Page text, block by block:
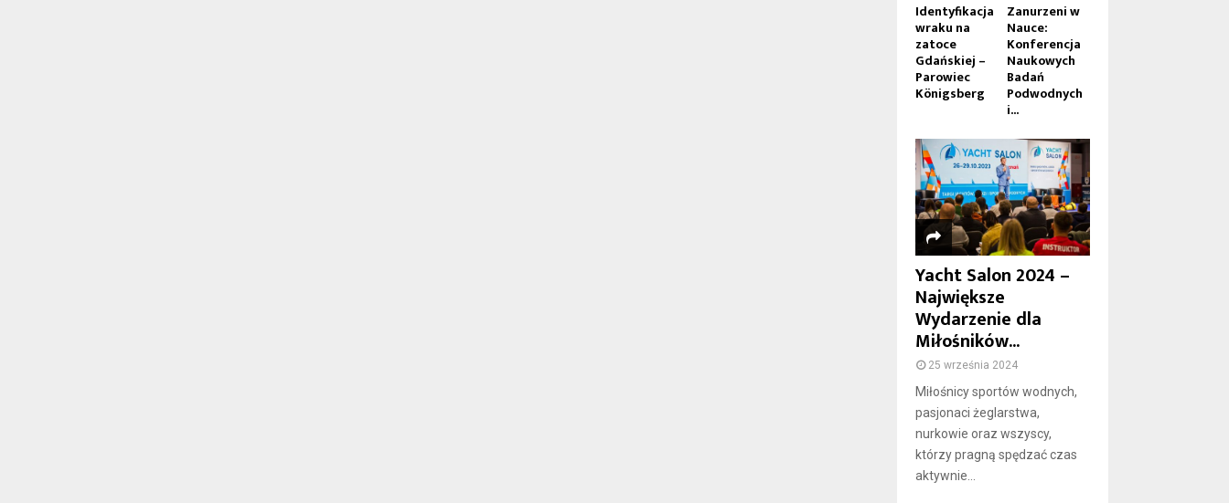
Identyfikacja
wraku na
zatoce
Gdańskiej –
Parowiec
Königsberg
Zanurzeni w
Nauce:
Konferencja
Naukowych
Badań
Podwodnych
i...
Yacht Salon 2024 –
Największe
Wydarzenie dla
Miłośników...
25 września 2024
Miłośnicy sportów wodnych,
pasjonaci żeglarstwa,
nurkowie oraz wszyscy,
którzy pragną spędzać czas
aktywnie...